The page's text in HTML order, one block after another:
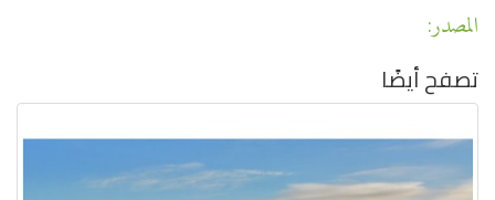
المصدر:
تصفح أيضًا